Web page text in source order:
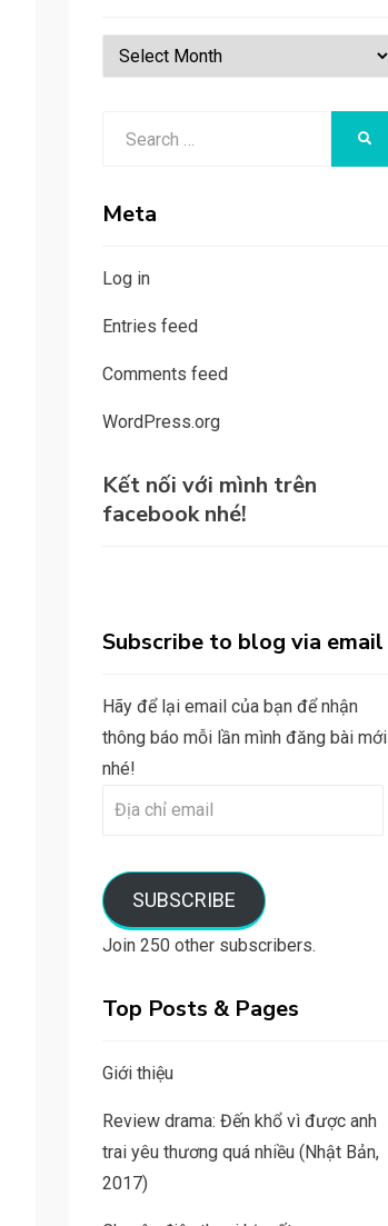
Bài
viết
tháng
Meta
Log in
Entries feed
Comments feed
WordPress.org
Kết nối với mình trên
facebook nhé!
Subscribe to blog via email
Hãy để lại email của bạn để nhận
thông báo mỗi lần mình đăng bài mới
nhé!
Địa
SUBSCRIBE
Join 250 other subscribers.
Top Posts & Pages
Giới thiệu
Review drama: Đến khổ vì được anh
trai yêu thương quá nhiều (Nhật Bản,
2017)